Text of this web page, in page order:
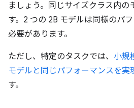
ましょう。同じサイズクラス内の
す。2 つの 2B モデルは同様のパ
必要があります。
ただし、特定のタスクでは、 小規
モデルと同じパフォーマンスを実
す。